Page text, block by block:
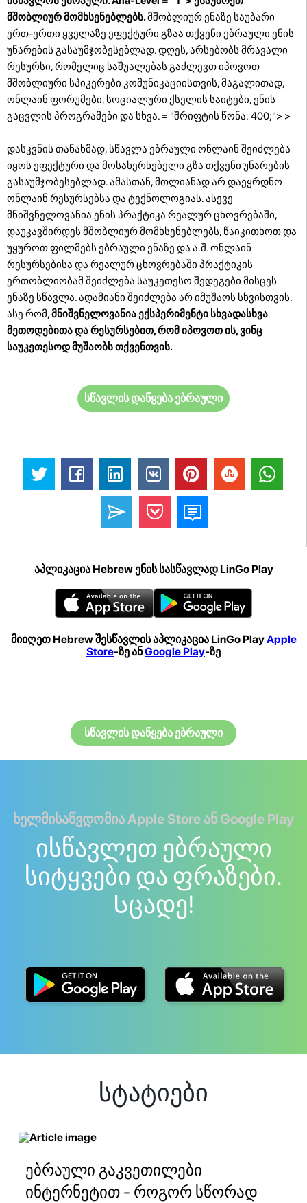
მშობლიურ მომხსენებლებს.მშობლიურ ენაზე საუბარი
ერთ-ერთი ყველაზე ეფექტური გზაა თქვენი ებრაული ენის
უნარების გასაუმჯობესებლად. დღეს, არსებობს მრავალი
რესურსი, რომელიც საშუალებას გაძლევთ იპოვოთ
მშობლიური სპიკერები კომუნიკაციისთვის, მაგალითად,
ონლაინ ფორუმები, სოციალური ქსელის საიტები, ენის
გაცვლის პროგრამები და სხვა. = "შრიფტის წონა: 400;"> >
დასკვნის თანახმად, სწავლა ებრაული ონლაინ შეიძლება
იყოს ეფექტური და მოსახერხებელი გზა თქვენი უნარების
გასაუმჯობესებლად. ამასთან, მთლიანად არ დაეყრდნო
ონლაინ რესურსებსა და ტექნოლოგიას. ასევე
მნიშვნელოვანია ენის პრაქტიკა რეალურ ცხოვრებაში,
დაუკავშირდეს მშობლიურ მომხსენებლებს, წაიკითხოთ და
უყუროთ ფილმებს ებრაული ენაზე და ა.შ. ონლაინ
რესურსებისა და რეალურ ცხოვრებაში პრაქტიკის
ერთობლიობამ შეიძლება საუკეთესო შედეგები მისცეს
ენაზე სწავლა. ადამიანი შეიძლება არ იმუშაოს სხვისთვის.
ასე რომ,მნიშვნელოვანია ექსპერიმენტი სხვადასხვა
მეთოდებითა და რესურსებით, რომ იპოვოთ ის, ვინც
საუკეთესოდ მუშაობს თქვენთვის.
სწავლის დაწყება ებრაული
აპლიკაცია Hebrew ენის სასწავლად LinGo Play
მიიღეთ Hebrew შესწავლის აპლიკაცია LinGo PlayApple
Store-ზე ანGoogle Play-ზე
სწავლის დაწყება ებრაული
ხელმისაწვდომია Apple Store ან Google Play
ისწავლეთ ებრაული
სიტყვები და ფრაზები.
Სცადე!
სტატიები
ებრაული გაკვეთილები
ინტერნეტით - როგორ სწორად